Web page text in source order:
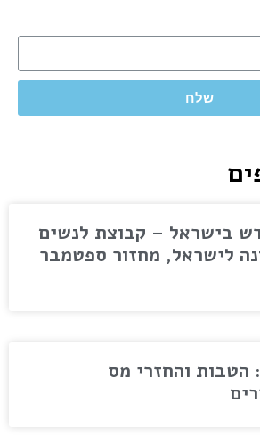
שלח
בישראל – קבוצת לנשים
לישראל, מחזור ספטמבר
והחזרי מס